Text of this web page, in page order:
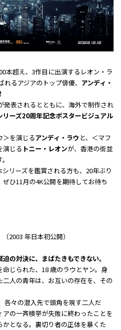
本超え、3作目に出演するレオン・ラ
れるアジアのトップ俳優、 アンディ・
発表されるとともに、海外で制作され
リーズ20周年記念ポスタービジュアル
＞を演じるアンディ・ラウ と、＜マフ
演じる トニー・レオンが、香港の街並
リーズを鑑賞される方も、20年ぶり
ひ11月の4K公開を期待してお待ち
（2003 年日本初公開）
の対決に、まばたきもできない。
じられた、18 歳のラウとヤン。身
人の青年は、お互いの存在を、その
各々の潜入先で頭角を現す二人だ
の一斉検挙が失敗に終わったことを
となる。裏切り者の正体を暴くた